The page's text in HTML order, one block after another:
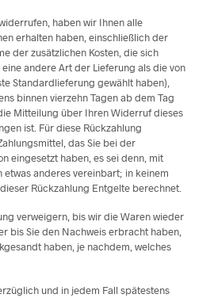
haben wir Ihnen alle
erhalten haben, einschließlich der
der zusätzlichen Kosten, die sich
andere Art der Lieferung als die von
Standardlieferung gewählt haben),
binnen vierzehn Tagen ab dem Tag
Mitteilung über Ihren Widerruf dieses
ist. Für diese Rückzahlung
das Sie bei der
eingesetzt haben, es sei denn, mit
anderes vereinbart; in keinem
Rückzahlung Entgelte berechnet.
verweigern, bis wir die Waren wieder
bis Sie den Nachweis erbracht haben,
haben, je nachdem, welches
und in jedem Fall spätestens